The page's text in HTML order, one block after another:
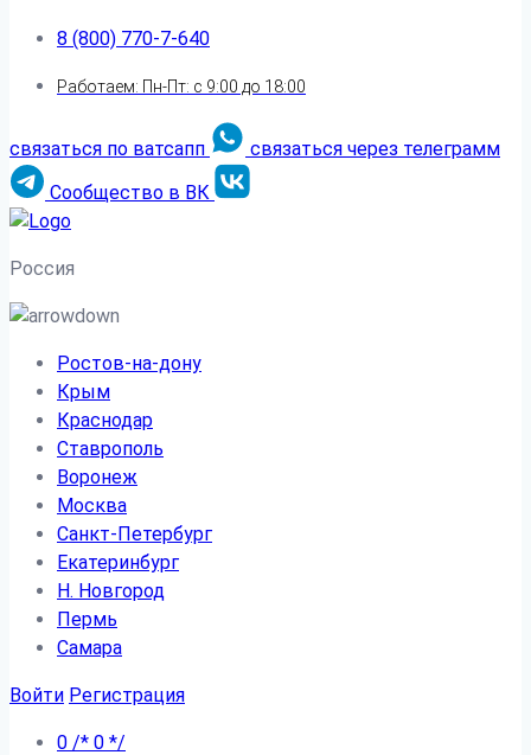
8 (800) 770-7-640
Работаем: Пн-Пт: с 9:00 до 18:00
связаться по ватсапп
связаться через телеграмм
Сообщество в ВК
Россия
Ростов-на-дону
Крым
Краснодар
Ставрополь
Воронеж
Москва
Санкт-Петербург
Екатеринбург
Н. Новгород
Пермь
Самара
Войти Регистрация
0 /* 0 */